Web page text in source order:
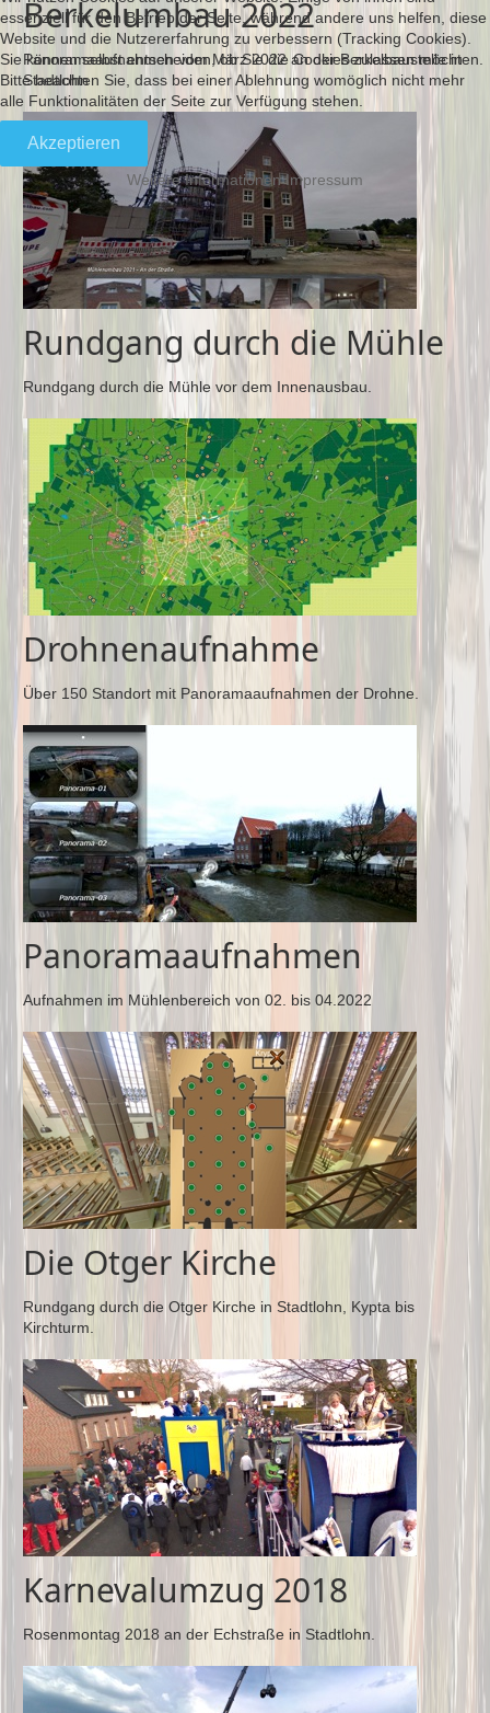
Berkelumbau 2022
Panoramaaufnahmen vom März 2022 an der Berkelbaustelle in
Stadtlohn
Rundgang durch die Mühle
Rundgang durch die Mühle vor dem Innenausbau.
Drohnenaufnahme
Über 150 Standort mit Panoramaaufnahmen der Drohne.
Panoramaaufnahmen
Aufnahmen im Mühlenbereich von 02. bis 04.2022
Die Otger Kirche
Rundgang durch die Otger Kirche in Stadtlohn, Kypta bis
Kirchturm.
Karnevalumzug 2018
Rosenmontag 2018 an der Echstraße in Stadtlohn.
essenziell für den Betrieb der Seite, während andere uns helfen, diese
Website und die Nutzererfahrung zu verbessern (Tracking Cookies).
Sie können selbst entscheiden, ob Sie die Cookies zulassen möchten.
Bitte beachten Sie, dass bei einer Ablehnung womöglich nicht mehr
alle Funktionalitäten der Seite zur Verfügung stehen.
Akzeptieren
Weitere Informationen Impressum